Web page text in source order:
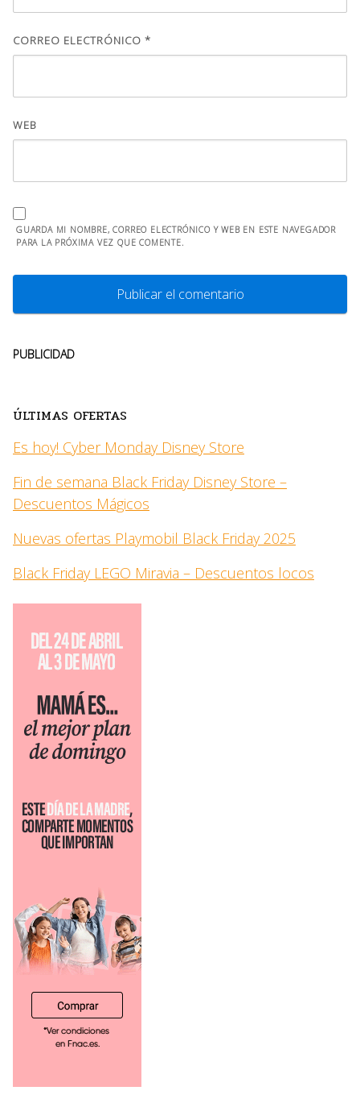
CORREO ELECTRÓNICO *
WEB
GUARDA MI NOMBRE, CORREO ELECTRÓNICO Y WEB EN ESTE NAVEGADOR
PARA LA PRÓXIMA VEZ QUE COMENTE.
PUBLICIDAD
ÚLTIMAS OFERTAS
Es hoy! Cyber Monday Disney Store
Fin de semana Black Friday Disney Store –
Descuentos Mágicos
Nuevas ofertas Playmobil Black Friday 2025
Black Friday LEGO Miravia – Descuentos locos